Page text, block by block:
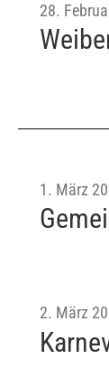
28.
1. März
2. März